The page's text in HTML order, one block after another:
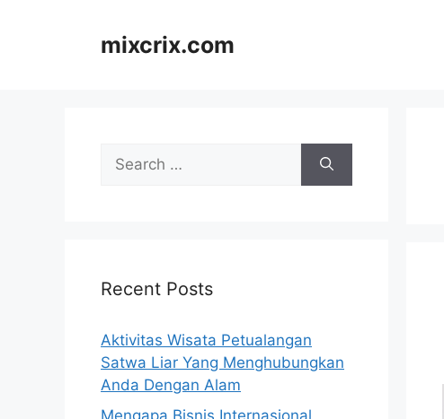
mixcrix.com
Search
for:
Recent Posts
Aktivitas Wisata Petualangan
Satwa Liar Yang Menghubungkan
Anda Dengan Alam
Mengapa Bisnis Internasional